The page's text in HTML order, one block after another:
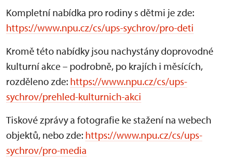
Kompletní nabídka pro rodiny s dětmi je zde:
https://www.npu.cz/cs/ups-sychrov/pro-deti
Kromě této nabídky jsou nachystány doprovodné
kulturní akce – podrobně, po krajích i měsících,
rozděleno zde: https://www.npu.cz/cs/ups-
sychrov/prehled-kulturnich-akci
Tiskové zprávy a fotografie ke stažení na webech
objektů, nebo zde: https://www.npu.cz/cs/ups-
sychrov/pro-media